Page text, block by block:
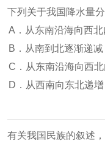
下列关于我国降水量
A．从东南沿海向西
B．从南到北逐渐递减
C．从东南沿海向西
D．从西南向东北递增
有关我国民族的叙述